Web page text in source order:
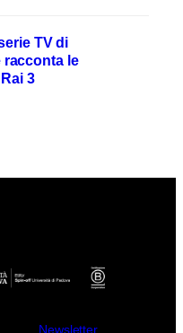
TV di
racconta le
3
Newsletter